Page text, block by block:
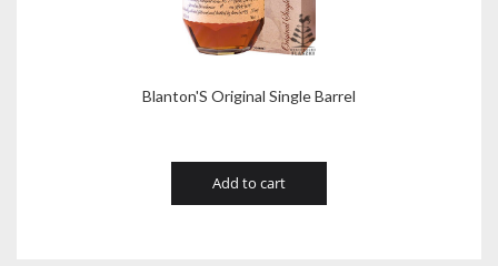
Blanton'S Original Single Barrel
Add to cart